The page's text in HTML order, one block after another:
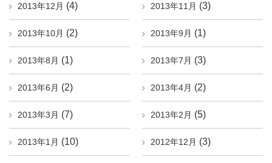
2013年12月 (4) 2013年11月 (3)
2013年10月 (2) 2013年9月 (1)
2013年8月 (1) 2013年7月 (3)
2013年6月 (2) 2013年4月 (2)
2013年3月 (7) 2013年2月 (5)
2013年1月 (10) 2012年12月 (3)